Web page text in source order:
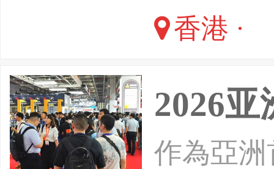
香港 ·
2026
作為亞